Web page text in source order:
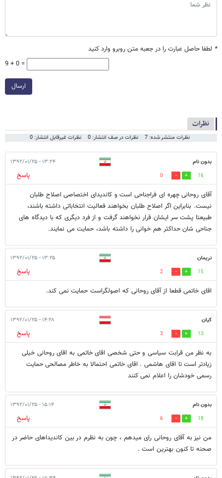
* لطفا حاصل عبارت را در جعبه متن روبرو وارد کنید
9 + 0 =
ارسال
نظرات
نظرات منتشر شده: 7 نظرات در صف انتشار: 0 نظرات غیرقابل انتشار: 0
بدون نام ۱۳:۲۴ - ۱۳۹۲/۰۱/۲۵
16
0
پاسخ
آقای روحانی چهره ای فراجناحی است و کاندیدای اختصاصی اصلاح طلبان
نیست. بنابراین اگر اصلاح طلبان بخواهند فعالیت انتخاباتی داشته باشند،
طبیعتا پشت سر ایشان قرار نخواهند گرفت و از فرد دیگری که با دیدگاه های
جناحی شان حداکثر هم خوانی را داشته باشد، حمایت می نمایند.
نریمان ۱۳:۲۵ - ۱۳۹۲/۰۱/۲۵
15
2
پاسخ
اقای خاتمی قطعا از آقای روحانی که اصولگراست حمایت نمی کند.
كيان ۱۴:۲۸ - ۱۳۹۲/۰۱/۲۵
13
3
پاسخ
به نظر من قرابت سياسى و حتى شخصى اقاى خاتمى به اقاى روحانى خيلى
زيادتر است تا اقاى هاشمى . اقاى خاتمى احتمالا به خاطر مصالحى حمايت
رسمى خودشان را اعلام نمى كنند
بدون نام ۱۵:۱۴ - ۱۳۹۲/۰۱/۲۵
18
6
پاسخ
من نیز به آقای روحانی رای میدهم ، چون به نظرم در بین کاندیداهای حاضر در
صحنه تا کنون بهترین است .